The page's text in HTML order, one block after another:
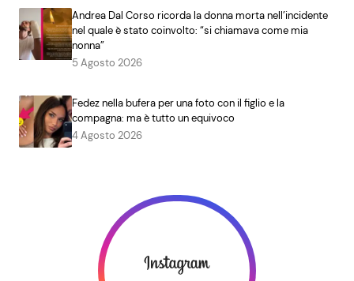
Andrea Dal Corso ricorda la donna morta nell’incidente
nel quale è stato coinvolto: “si chiamava come mia
nonna”
5 Agosto 2026
Fedez nella bufera per una foto con il figlio e la
compagna: ma è tutto un equivoco
4 Agosto 2026